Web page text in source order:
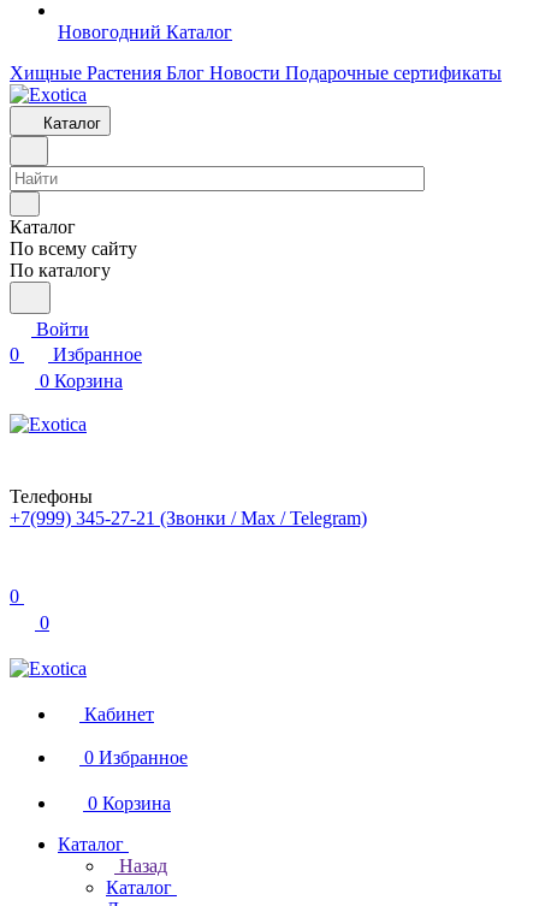
Новогодний Каталог
Хищные Растения Блог Новости Подарочные сертификаты
Каталог
Каталог
По всему сайту
По каталогу
Войти
0
Избранное
0 Корзина
Телефоны
+7(999) 345-27-21 (Звонки / Max / Telegram)
0
0
Кабинет
0 Избранное
0 Корзина
Каталог
Назад
Каталог